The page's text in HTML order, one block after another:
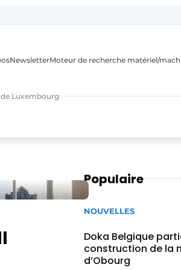
Luxembourg
NewsletterMoteur de recherche matériel/
Populaire
NOUVELLES
Doka Belgique
construction de la
d’Obourg